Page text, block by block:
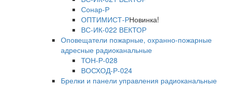
Сонар-Р
ОПТИМИСТ-РНовинка!
ВС-ИК-022 ВЕКТОР
Оповещатели пожарные, охранно-пожарные
адресные радиоканальные
ТОН-Р-028
ВОСХОД-Р-024
Брелки и панели управления радиоканальные